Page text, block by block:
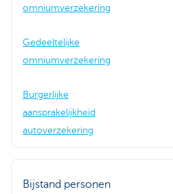
omniumverzekering
Gedeeltelijke
omniumverzekering
Burgerlijke
aansprakelijkheid
autoverzekering
Bijstand personen